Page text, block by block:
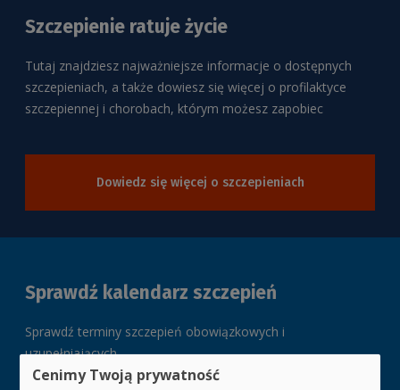
Szczepienie ratuje życie
Tutaj znajdziesz najważniejsze informacje o dostępnych
szczepieniach, a także dowiesz się więcej o profilaktyce
szczepiennej i chorobach, którym możesz zapobiec
Dowiedz się więcej o szczepieniach
Sprawdź kalendarz szczepień
Sprawdź terminy szczepień obowiązkowych i
uzupełniających
Cenimy Twoją prywatność